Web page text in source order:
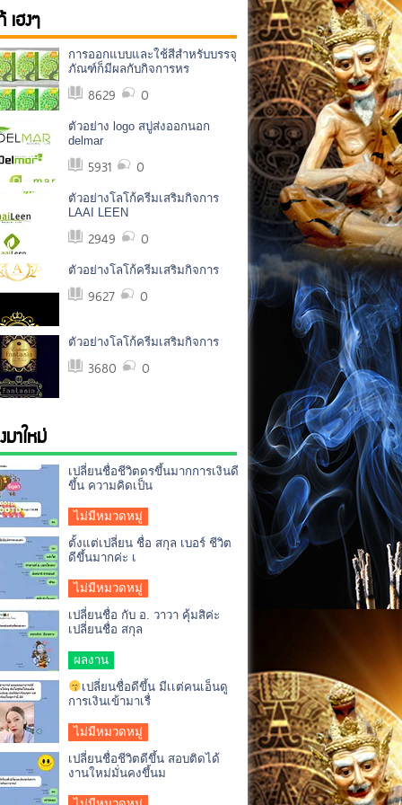
เฮงๆ
การออกแบบและใช้สีสำหรับบรรจุ
ภัณฑ์ก็มีผลกับกิจการหร
8629 0
ตัวอย่าง logo สบู่ส่งออกนอก
delmar
5931 0
ตัวอย่างโลโก้ครีมเสริมกิจการ
LAAI LEEN
2949 0
ตัวอย่างโลโก้ครีมเสริมกิจการ
9627 0
ตัวอย่างโลโก้ครีมเสริมกิจการ
3680 0
มาใหม่
เปลี่ยนชื่อชีวิตดรขึ้นมากการเงินดี
ขึ้น ความคิดเป็น
ไม่มีหมวดหมู่
ตั้งแต่เปลี่ยน ชื่อ สกุล เบอร์ ชีวิต
ดีขึ้นมากค่ะ เ
ไม่มีหมวดหมู่
เปลี่ยนชื่อ กับ อ. วาวา คุ้มสิค่ะ
เปลี่ยนชื่อ สกุล
ผลงาน
เปลี่ยนชื่อดีขึ้น มีเเต่คนเอ็นดู
การเงินเข้ามาเรื่
ไม่มีหมวดหมู่
เปลี่ยนชื่อชีวิตดีขึ้น สอบติดได้
งานใหม่มั่นคงขึ้นม